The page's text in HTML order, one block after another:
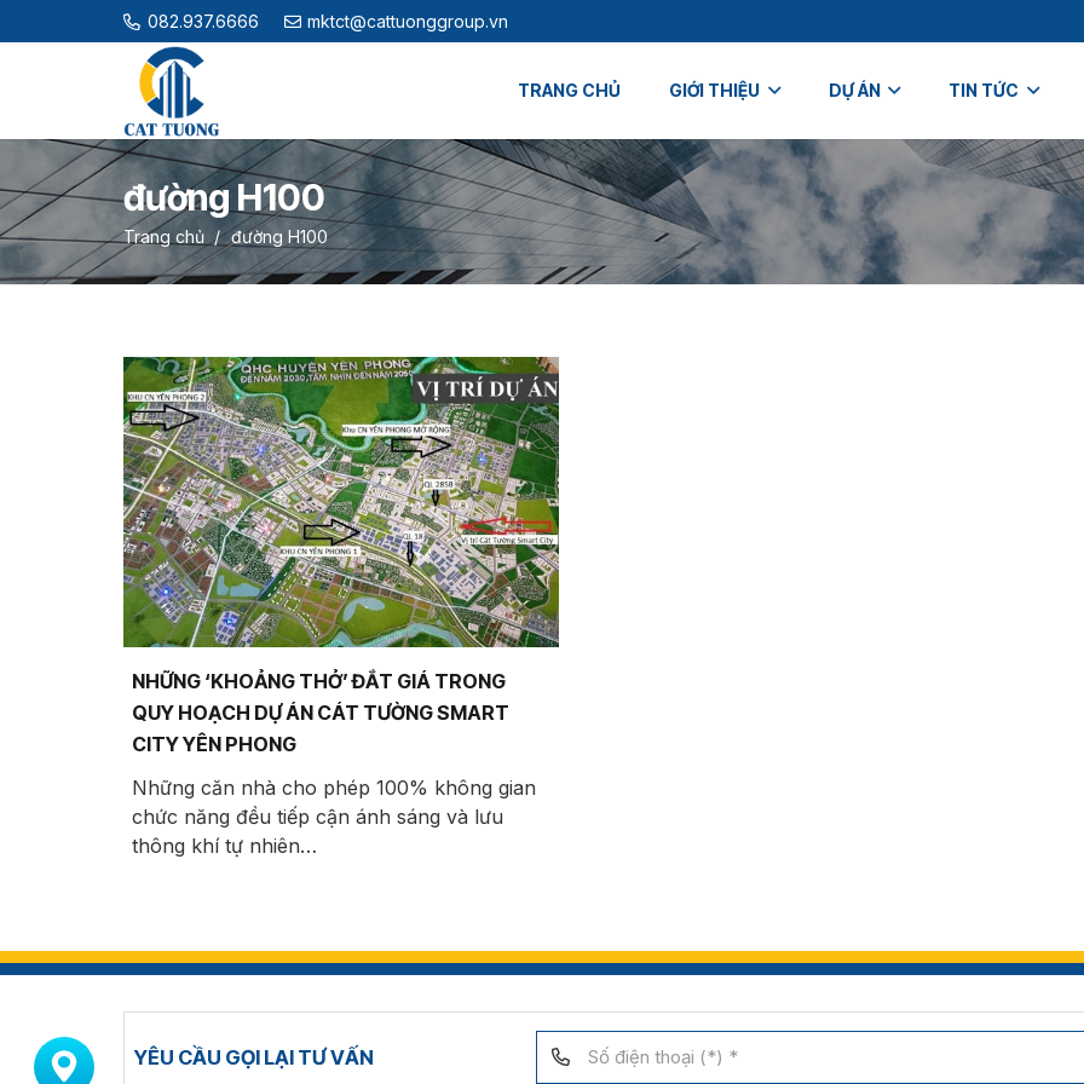
082.937.6666 mktct@cattuonggroup.vn
TRANG CHỦ GIỚI THIỆU DỰ ÁN TIN TỨC
đường H100
Trang chủ / đường H100
NHỮNG ‘KHOẢNG THỞ’ ĐẮT GIÁ TRONG
QUY HOẠCH DỰ ÁN CÁT TƯỜNG SMART
CITY YÊN PHONG
Những căn nhà cho phép 100% không gian
chức năng đều tiếp cận ánh sáng và lưu
thông khí tự nhiên…
YÊU CẦU GỌI LẠI TƯ VẤN